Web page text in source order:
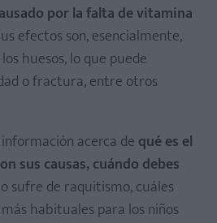
por la falta de vitamina
efectos son, esencialmente,
huesos, lo que puede
o fractura, entre otros
acerca de qué es el
sus causas, cuándo debes
sufre de raquitismo, cuáles
habituales para los niños